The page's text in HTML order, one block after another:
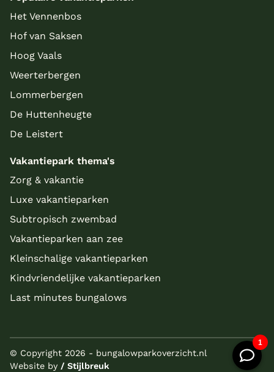
Het Vennenbos
Hof van Saksen
Hoog Vaals
Weerterbergen
Lommerbergen
De Huttenheugte
De Leistert
Vakantiepark thema's
Zorg & vakantie
Luxe vakantieparken
Subtropisch zwembad
Vakantieparken aan zee
Kleinschalige vakantieparken
Kindvriendelijke vakantieparken
Last minutes bungalows
© Copyright 2026 - bungalowparkoverzicht.nl
Website by / Stijlbreuk